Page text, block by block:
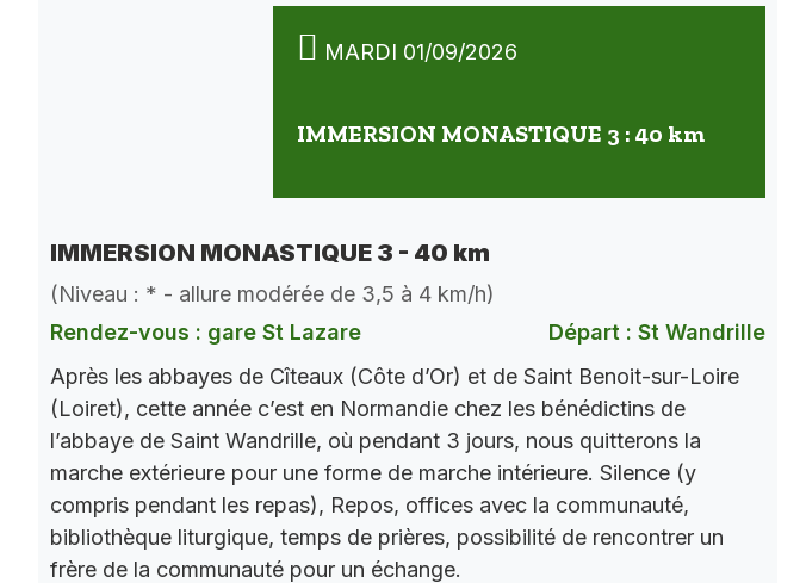
MARDI 01/09/2026
IMMERSION MONASTIQUE 3 : 40 km
IMMERSION MONASTIQUE 3 - 40 km
(Niveau : * - allure modérée de 3,5 à 4 km/h)
Rendez-vous : gare St Lazare
Départ : St Wandrille
Après les abbayes de Cîteaux (Côte d’Or) et de Saint Benoit-sur-Loire
(Loiret), cette année c’est en Normandie chez les bénédictins de
l’abbaye de Saint Wandrille, où pendant 3 jours, nous quitterons la
marche extérieure pour une forme de marche intérieure. Silence (y
compris pendant les repas), Repos, offices avec la communauté,
bibliothèque liturgique, temps de prières, possibilité de rencontrer un
frère de la communauté pour un échange.